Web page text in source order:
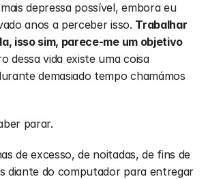
depressa possível, embora eu
anos a perceber isso. Trabalhar
isso sim, parece-me um objetivo
dessa vida existe uma coisa
demasiado tempo chamámos
parar.
de excesso, de noitadas, de fins de
diante do computador para entregar